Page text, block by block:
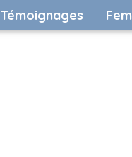
Témoignages